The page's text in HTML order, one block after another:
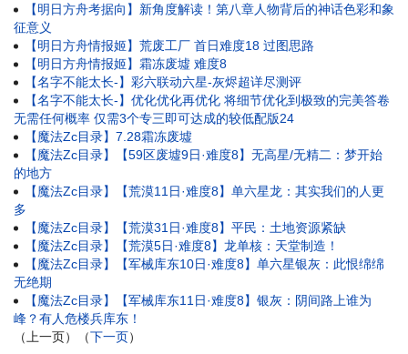
【明日方舟考据向】新角度解读！第八章人物背后的神话色彩和象
征意义
【明日方舟情报姬】荒废工厂 首日难度18 过图思路
【明日方舟情报姬】霜冻废墟 难度8
【名字不能太长-】彩六联动六星-灰烬超详尽测评
【名字不能太长-】优化优化再优化 将细节优化到极致的完美答卷
无需任何概率 仅需3个专三即可达成的较低配版24
【魔法Zc目录】7.28霜冻废墟
【魔法Zc目录】【59区废墟9日·难度8】无高星/无精二：梦开始
的地方
【魔法Zc目录】【荒漠11日·难度8】单六星龙：其实我们的人更
多
【魔法Zc目录】【荒漠31日·难度8】平民：土地资源紧缺
【魔法Zc目录】【荒漠5日·难度8】龙单核：天堂制造！
【魔法Zc目录】【军械库东10日·难度8】单六星银灰：此恨绵绵
无绝期
【魔法Zc目录】【军械库东11日·难度8】银灰：阴间路上谁为
峰？有人危楼兵库东！
（上一页）（下一页）